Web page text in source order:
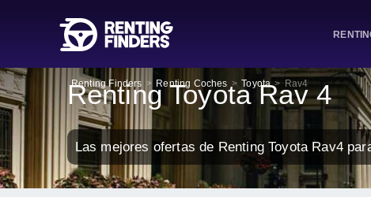
Renting Finders > Renting Coches > Toyota > Rav4
Renting Toyota Rav 4
Las mejores ofertas de Renting Toyota Rav4